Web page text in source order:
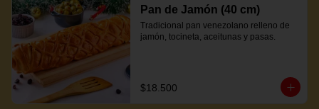
Pan de Jamón (40 cm)
Tradicional pan venezolano relleno de
jamón, tocineta, aceitunas y pasas.
$18.500